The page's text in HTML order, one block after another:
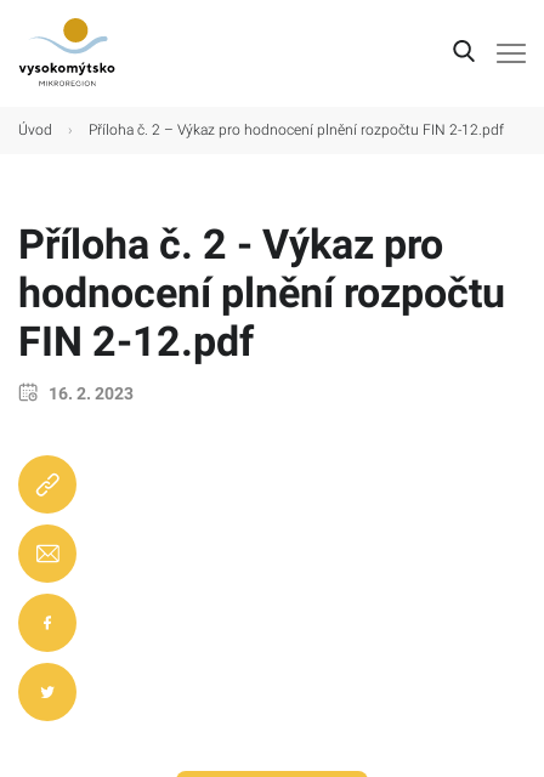
Úvod › Příloha č. 2 – Výkaz pro hodnocení plnění rozpočtu FIN 2-12.pdf
Příloha č. 2 - Výkaz pro
hodnocení plnění rozpočtu
FIN 2-12.pdf
16. 2. 2023
Úvod
Obce
Turistické cíle
Kultura